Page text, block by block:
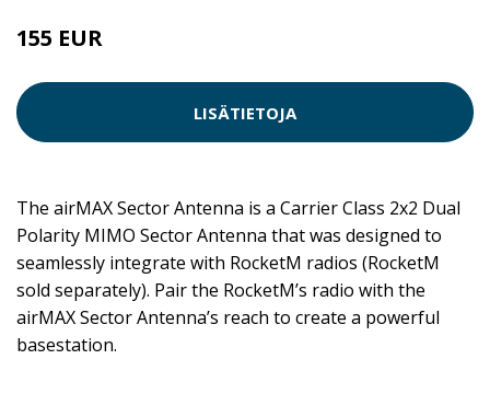
155 EUR
LISÄTIETOJA
The airMAX Sector Antenna is a Carrier Class 2x2 Dual
Polarity MIMO Sector Antenna that was designed to
seamlessly integrate with RocketM radios (RocketM
sold separately). Pair the RocketM’s radio with the
airMAX Sector Antenna’s reach to create a powerful
basestation.